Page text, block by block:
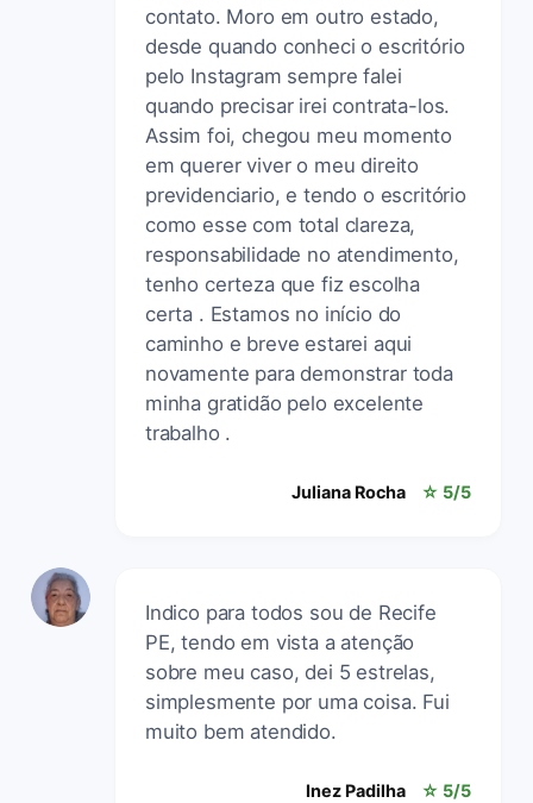
contato. Moro em outro estado,
desde quando conheci o escritório
pelo Instagram sempre falei
quando precisar irei contrata-los.
Assim foi, chegou meu momento
em querer viver o meu direito
previdenciario, e tendo o escritório
como esse com total clareza,
responsabilidade no atendimento,
tenho certeza que fiz escolha
certa . Estamos no início do
caminho e breve estarei aqui
novamente para demonstrar toda
minha gratidão pelo excelente
trabalho .
Juliana Rocha ☆ 5/5
Indico para todos sou de Recife
PE, tendo em vista a atenção
sobre meu caso, dei 5 estrelas,
simplesmente por uma coisa. Fui
muito bem atendido.
Inez Padilha ☆ 5/5